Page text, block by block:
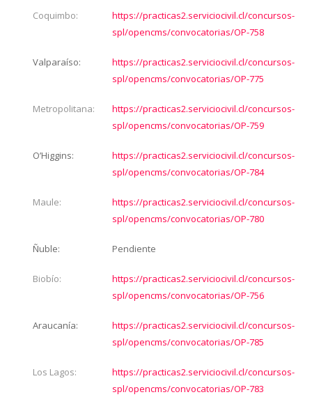
Coquimbo:
https://practicas2.serviciocivil.cl/concursos-
spl/opencms/convocatorias/OP-758
Valparaíso:
https://practicas2.serviciocivil.cl/concursos-
spl/opencms/convocatorias/OP-775
Metropolitana:
https://practicas2.serviciocivil.cl/concursos-
spl/opencms/convocatorias/OP-759
O’Higgins:
https://practicas2.serviciocivil.cl/concursos-
spl/opencms/convocatorias/OP-784
Maule:
https://practicas2.serviciocivil.cl/concursos-
spl/opencms/convocatorias/OP-780
Ñuble: Pendiente
Biobío:
https://practicas2.serviciocivil.cl/concursos-
spl/opencms/convocatorias/OP-756
Araucanía:
https://practicas2.serviciocivil.cl/concursos-
spl/opencms/convocatorias/OP-785
Los Lagos:
https://practicas2.serviciocivil.cl/concursos-
spl/opencms/convocatorias/OP-783